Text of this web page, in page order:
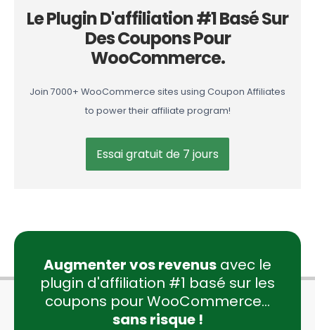
Le Plugin D'affiliation #1 Basé Sur
Des Coupons Pour
WooCommerce.
Join 7000+ WooCommerce sites using Coupon Affiliates
to power their affiliate program!
Essai gratuit de 7 jours
Augmenter vos revenus avec le
plugin d'affiliation #1 basé sur les
coupons pour WooCommerce...
sans risque !